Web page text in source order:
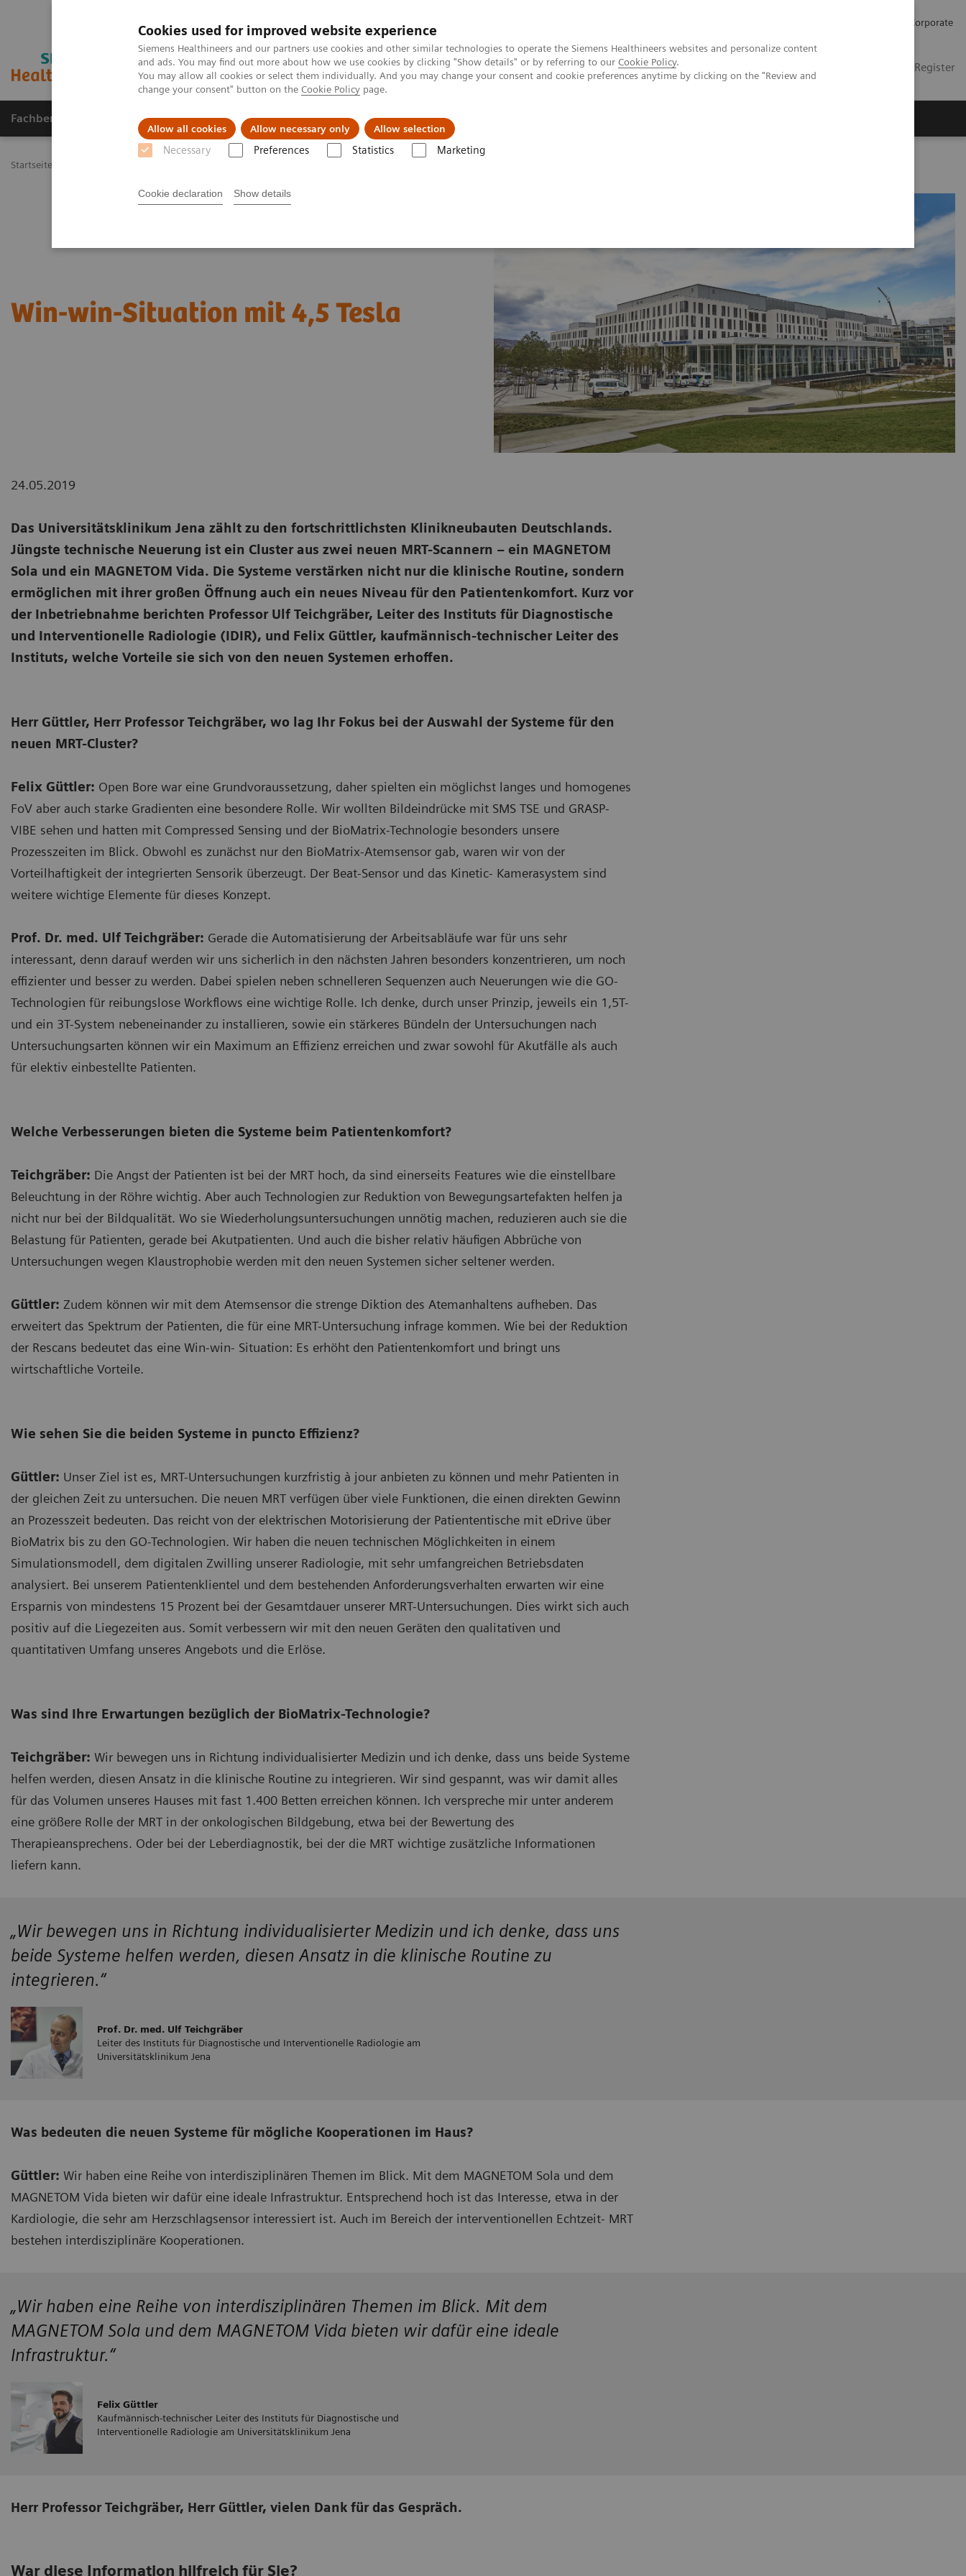
Cookies used for improved website experience
Siemens Healthineers and our partners use cookies and other similar technologies to operate the Siemens Healthineers websites and personalize content
and ads. You may find out more about how we use cookies by clicking "Show details" or by referring to our Cookie Policy.
You may allow all cookies or select them individually. And you may change your consent and cookie preferences anytime by clicking on the "Review and
change your consent" button on the Cookie Policy page.
Allow all cookies Allow necessary only Allow selection
Necessary Preferences Statistics Marketing
Cookie declaration Show details
Corporate
Login / Register
Fachbereiche Healthcare Management Produkte & Services
Startseite
Win-win-Situation mit 4,5 Tesla
24.05.2019
Das Universitätsklinikum Jena zählt zu den fortschrittlichsten Klinikneubauten Deutschlands.
Jüngste technische Neuerung ist ein Cluster aus zwei neuen MRT-Scannern – ein MAGNETOM
Sola und ein MAGNETOM Vida. Die Systeme verstärken nicht nur die klinische Routine, sondern
ermöglichen mit ihrer großen Öffnung auch ein neues Niveau für den Patientenkomfort. Kurz vor
der Inbetriebnahme berichten Professor Ulf Teichgräber, Leiter des Instituts für Diagnostische
und Interventionelle Radiologie (IDIR), und Felix Güttler, kaufmännisch-technischer Leiter des
Instituts, welche Vorteile sie sich von den neuen Systemen erhoffen.
Herr Güttler, Herr Professor Teichgräber, wo lag Ihr Fokus bei der Auswahl der Systeme für den
neuen MRT-Cluster?
Felix Güttler: Open Bore war eine Grundvoraussetzung, daher spielten ein möglichst langes und homogenes
FoV aber auch starke Gradienten eine besondere Rolle. Wir wollten Bildeindrücke mit SMS TSE und GRASP-
VIBE sehen und hatten mit Compressed Sensing und der BioMatrix-Technologie besonders unsere
Prozesszeiten im Blick. Obwohl es zunächst nur den BioMatrix-Atemsensor gab, waren wir von der
Vorteilhaftigkeit der integrierten Sensorik überzeugt. Der Beat-Sensor und das Kinetic- Kamerasystem sind
weitere wichtige Elemente für dieses Konzept.
Prof. Dr. med. Ulf Teichgräber: Gerade die Automatisierung der Arbeitsabläufe war für uns sehr
interessant, denn darauf werden wir uns sicherlich in den nächsten Jahren besonders konzentrieren, um noch
effizienter und besser zu werden. Dabei spielen neben schnelleren Sequenzen auch Neuerungen wie die GO-
Technologien für reibungslose Workflows eine wichtige Rolle. Ich denke, durch unser Prinzip, jeweils ein 1,5T-
und ein 3T-System nebeneinander zu installieren, sowie ein stärkeres Bündeln der Untersuchungen nach
Untersuchungsarten können wir ein Maximum an Effizienz erreichen und zwar sowohl für Akutfälle als auch
für elektiv einbestellte Patienten.
Welche Verbesserungen bieten die Systeme beim Patientenkomfort?
Teichgräber: Die Angst der Patienten ist bei der MRT hoch, da sind einerseits Features wie die einstellbare
Beleuchtung in der Röhre wichtig. Aber auch Technologien zur Reduktion von Bewegungsartefakten helfen ja
nicht nur bei der Bildqualität. Wo sie Wiederholungsuntersuchungen unnötig machen, reduzieren auch sie die
Belastung für Patienten, gerade bei Akutpatienten. Und auch die bisher relativ häufigen Abbrüche von
Untersuchungen wegen Klaustrophobie werden mit den neuen Systemen sicher seltener werden.
Güttler: Zudem können wir mit dem Atemsensor die strenge Diktion des Atemanhaltens aufheben. Das
erweitert das Spektrum der Patienten, die für eine MRT-Untersuchung infrage kommen. Wie bei der Reduktion
der Rescans bedeutet das eine Win-win- Situation: Es erhöht den Patientenkomfort und bringt uns
wirtschaftliche Vorteile.
Wie sehen Sie die beiden Systeme in puncto Effizienz?
Güttler: Unser Ziel ist es, MRT-Untersuchungen kurzfristig à jour anbieten zu können und mehr Patienten in
der gleichen Zeit zu untersuchen. Die neuen MRT verfügen über viele Funktionen, die einen direkten Gewinn
an Prozesszeit bedeuten. Das reicht von der elektrischen Motorisierung der Patiententische mit eDrive über
BioMatrix bis zu den GO-Technologien. Wir haben die neuen technischen Möglichkeiten in einem
Simulationsmodell, dem digitalen Zwilling unserer Radiologie, mit sehr umfangreichen Betriebsdaten
analysiert. Bei unserem Patientenklientel und dem bestehenden Anforderungsverhalten erwarten wir eine
Ersparnis von mindestens 15 Prozent bei der Gesamtdauer unserer MRT-Untersuchungen. Dies wirkt sich auch
positiv auf die Liegezeiten aus. Somit verbessern wir mit den neuen Geräten den qualitativen und
quantitativen Umfang unseres Angebots und die Erlöse.
Was sind Ihre Erwartungen bezüglich der BioMatrix-Technologie?
Teichgräber: Wir bewegen uns in Richtung individualisierter Medizin und ich denke, dass uns beide Systeme
helfen werden, diesen Ansatz in die klinische Routine zu integrieren. Wir sind gespannt, was wir damit alles
für das Volumen unseres Hauses mit fast 1.400 Betten erreichen können. Ich verspreche mir unter anderem
eine größere Rolle der MRT in der onkologischen Bildgebung, etwa bei der Bewertung des
Therapieansprechens. Oder bei der Leberdiagnostik, bei der die MRT wichtige zusätzliche Informationen
liefern kann.
„Wir bewegen uns in Richtung individualisierter Medizin und ich denke, dass uns
beide Systeme helfen werden, diesen Ansatz in die klinische Routine zu
integrieren.“
Prof. Dr. med. Ulf Teichgräber
Leiter des Instituts für Diagnostische und Interventionelle Radiologie am
Universitätsklinikum Jena
Was bedeuten die neuen Systeme für mögliche Kooperationen im Haus?
Güttler: Wir haben eine Reihe von interdisziplinären Themen im Blick. Mit dem MAGNETOM Sola und dem
MAGNETOM Vida bieten wir dafür eine ideale Infrastruktur. Entsprechend hoch ist das Interesse, etwa in der
Kardiologie, die sehr am Herzschlagsensor interessiert ist. Auch im Bereich der interventionellen Echtzeit- MRT
bestehen interdisziplinäre Kooperationen.
„Wir haben eine Reihe von interdisziplinären Themen im Blick. Mit dem
MAGNETOM Sola und dem MAGNETOM Vida bieten wir dafür eine ideale
Infrastruktur.“
Felix Güttler
Kaufmännisch-technischer Leiter des Instituts für Diagnostische und
Interventionelle Radiologie am Universitätsklinikum Jena
Herr Professor Teichgräber, Herr Güttler, vielen Dank für das Gespräch.
War diese Information hilfreich für Sie?